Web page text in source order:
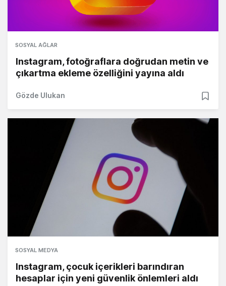
SOSYAL AĞLAR
Instagram, fotoğraflara doğrudan metin ve
çıkartma ekleme özelliğini yayına aldı
Gözde Ulukan
SOSYAL MEDYA
Instagram, çocuk içerikleri barındıran
hesaplar için yeni güvenlik önlemleri aldı